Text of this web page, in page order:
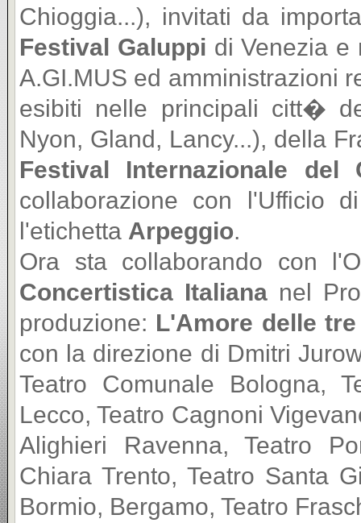
Chioggia...), invitati da
Festival Galuppi di Venezia e
A.GI.MUS ed amministrazioni
esibiti nelle principali citt�
Nyon, Gland, Lancy...), della
Festival Internazionale del
collaborazione con l'Ufficio
l'etichetta Arpeggio.
Ora sta collaborando con
Concertistica Italiana nel
produzione: L'Amore delle
con la direzione di Dmitri
Teatro Comunale Bologna,
Lecco, Teatro Cagnoni
Alighieri Ravenna, Teatro
Chiara Trento, Teatro Santa
Bormio, Bergamo, Teatro